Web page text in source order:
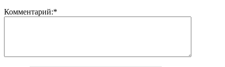
Комментарий:*